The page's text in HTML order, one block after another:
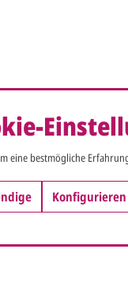
eine bestmögliche
Konfigurieren